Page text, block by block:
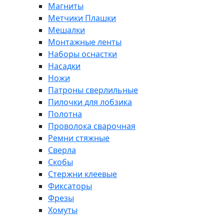
Магниты
Метчики Плашки
Мешалки
Монтажные ленты
Наборы оснастки
Насадки
Ножи
Патроны сверлильные
Пилочки для лобзика
Полотна
Проволока сварочная
Ремни стяжные
Сверла
Скобы
Стержни клеевые
Фиксаторы
Фрезы
Хомуты